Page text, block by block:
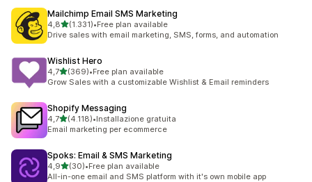
Mailchimp Email SMS Marketing
4,8stelle su 5
(1.331)
1331 recensioni totali
•Free plan available
Drive sales with email marketing, SMS, forms, and automation
Wishlist Hero
4,7stelle su 5
(369)
369 recensioni totali
•Free plan available
Grow Sales with a customizable Wishlist & Email reminders
Shopify Messaging
4,7stelle su 5
(4.118)
4118 recensioni totali
•Installazione gratuita
Email marketing per ecommerce
Spoks: Email & SMS Marketing
4,9stelle su 5
(30)
30 recensioni totali
•Free plan available
All-in-one email and SMS platform with it's own mobile app